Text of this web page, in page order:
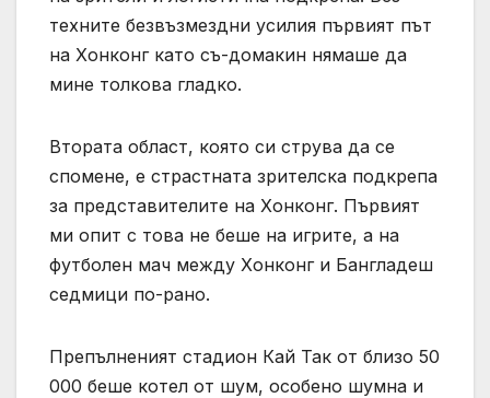
техните безвъзмездни усилия първият път
на Хонконг като съ-домакин нямаше да
мине толкова гладко.
Втората област, която си струва да се
спомене, е страстната зрителска подкрепа
за представителите на Хонконг. Първият
ми опит с това не беше на игрите, а на
футболен мач между Хонконг и Бангладеш
седмици по-рано.
Препълненият стадион Кай Так от близо 50
000 беше котел от шум, особено шумна и